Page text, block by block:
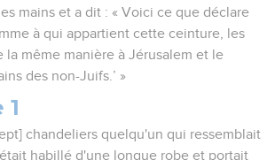
mains et a dit : « Voici ce que déclare
à qui appartient cette ceinture, les
la même manière à Jérusalem et le
des non-Juifs.’ »
chandeliers quelqu'un qui ressemblait
habillé d'une longue robe et portait